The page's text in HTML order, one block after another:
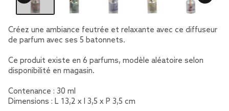
Créez une ambiance feutrée et relaxante avec ce diffuseur
de parfum avec ses 5 batonnets.
Ce produit existe en 6 parfums, modèle aléatoire selon
disponibilité en magasin.
Contenance : 30 ml
Dimensions : L 13,2 x l 3,5 x P 3,5 cm